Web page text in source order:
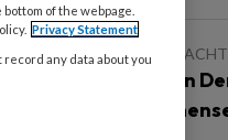
27 MAART 2026
Bso Ferguson in
echte
of the webpage.
Privacy Statement
any data about you